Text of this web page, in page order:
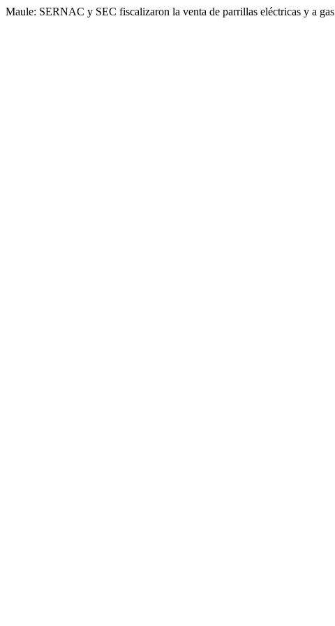
Maule: SERNAC y SEC fiscalizaron la venta de parrillas eléctricas y a gas